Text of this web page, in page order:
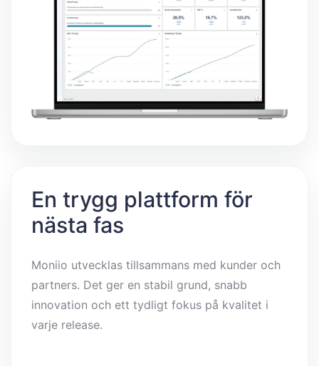
En trygg plattform för
nästa fas
Moniio utvecklas tillsammans med kunder och
partners. Det ger en stabil grund, snabb
innovation och ett tydligt fokus på kvalitet i
varje release.